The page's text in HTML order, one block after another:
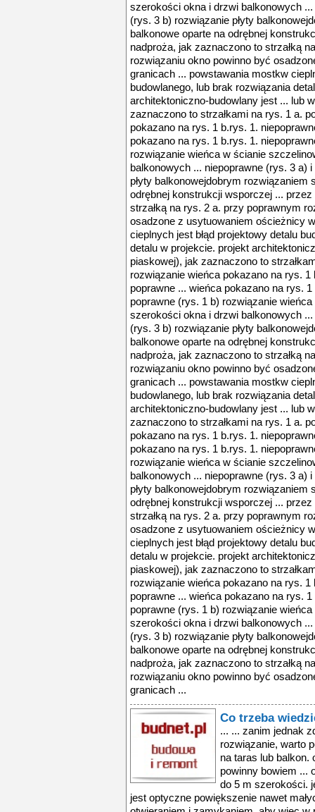
szerokości okna i drzwi balkonowych
(rys. 3 b) rozwiązanie płyty
balkonowe oparte na odrębnej
nadproża, jak zaznaczono to strzałką
rozwiązaniu okno powinno być
granicach ... powstawania mostkw
budowlanego, lub brak rozwiązania
architektoniczno-budowlany jest ... lub
zaznaczono to strzałkami na rys. 1 a.
pokazano na rys. 1 b.rys. 1.
pokazano na rys. 1 b.rys. 1.
rozwiązanie wieńca w ścianie
balkonowych ... niepoprawne (rys. 3 a)
płyty balkonowejdobrym rozwiązaniem
odrębnej konstrukcji wsporczej ...
strzałką na rys. 2 a. przy poprawnym
osadzone z usytuowaniem ościeżnicy
cieplnych jest błąd projektowy detalu
detalu w projekcie. projekt
piaskowej), jak zaznaczono to
rozwiązanie wieńca pokazano na rys.
poprawne ... wieńca pokazano na rys.
poprawne (rys. 1 b) rozwiązanie
szerokości okna i drzwi balkonowych
(rys. 3 b) rozwiązanie płyty
balkonowe oparte na odrębnej
nadproża, jak zaznaczono to strzałką
rozwiązaniu okno powinno być
granicach ... powstawania mostkw
budowlanego, lub brak rozwiązania
architektoniczno-budowlany jest ... lub
zaznaczono to strzałkami na rys. 1 a.
pokazano na rys. 1 b.rys. 1.
pokazano na rys. 1 b.rys. 1.
rozwiązanie wieńca w ścianie
balkonowych ... niepoprawne (rys. 3 a)
płyty balkonowejdobrym rozwiązaniem
odrębnej konstrukcji wsporczej ...
strzałką na rys. 2 a. przy poprawnym
osadzone z usytuowaniem ościeżnicy
cieplnych jest błąd projektowy detalu
detalu w projekcie. projekt
piaskowej), jak zaznaczono to
rozwiązanie wieńca pokazano na rys.
poprawne ... wieńca pokazano na rys.
poprawne (rys. 1 b) rozwiązanie
szerokości okna i drzwi balkonowych
(rys. 3 b) rozwiązanie płyty
balkonowe oparte na odrębnej
nadproża, jak zaznaczono to strzałką
rozwiązaniu okno powinno być
granicach ...
Co trzeba
... ... zanim jednak
rozwiązanie, warto
na taras lub balkon.
powinny bowiem ...
do 5 m szerokości.
jest optyczne powiększenie nawet